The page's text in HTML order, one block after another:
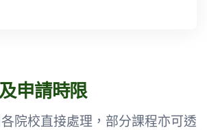
申請時限
院校直接處理，部分課程亦可透